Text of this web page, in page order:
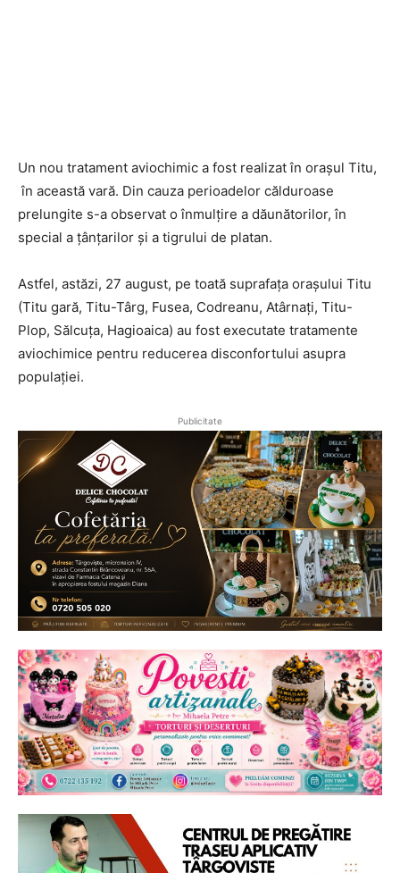
Un nou tratament aviochimic a fost realizat în orașul Titu,
în această vară. Din cauza perioadelor călduroase
prelungite s-a observat o înmulțire a dăunătorilor, în
special a țânțarilor și a tigrului de platan.
Astfel, astăzi, 27 august, pe toată suprafața orașului Titu
(Titu gară, Titu-Târg, Fusea, Codreanu, Atârnați, Titu-
Plop, Sălcuța, Hagioaica) au fost executate tratamente
aviochimice pentru reducerea disconfortului asupra
populației.
Publicitate